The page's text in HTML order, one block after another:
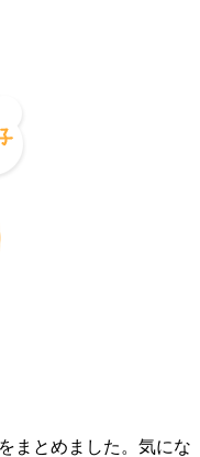
まとめました。気にな